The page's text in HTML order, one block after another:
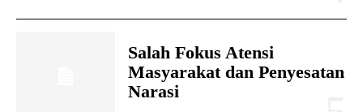
Salah Fokus Atensi
Masyarakat dan Penyesatan
Narasi